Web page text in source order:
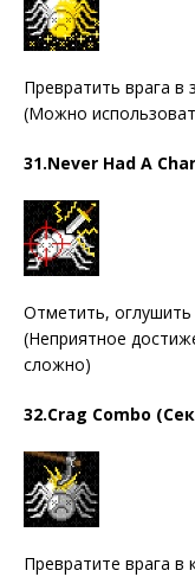
Превратить врага в
(Можно
31.Never Had A
Отметить, оглушить
(Неприятное
сложно)
32.Crag Combo
Превратите врага в